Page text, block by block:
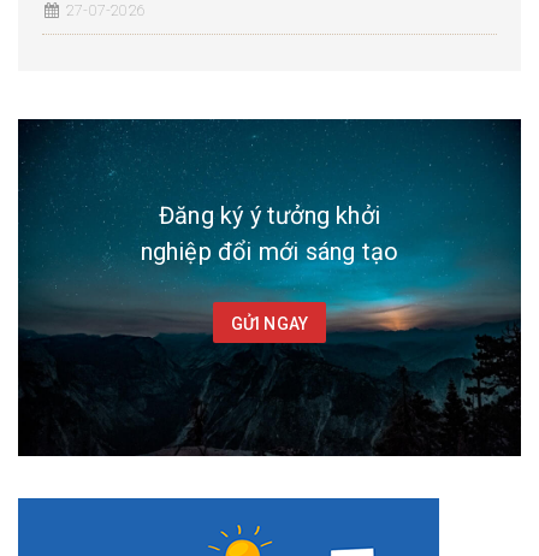
27-07-2026
Đăng ký ý tưởng khởi
nghiệp đổi mới sáng tạo
GỬI NGAY